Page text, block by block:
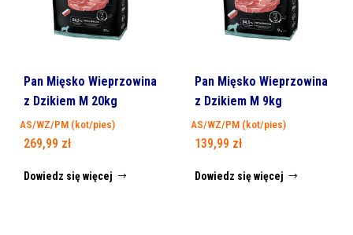
Pan Mięsko Wieprzowina
z Dzikiem M 20kg
AS/WZ/PM (kot/pies)
269,99 zł
Dowiedz się więcej
Pan Mięsko Wieprzowina
z Dzikiem M 9kg
AS/WZ/PM (kot/pies)
139,99 zł
Dowiedz się więcej